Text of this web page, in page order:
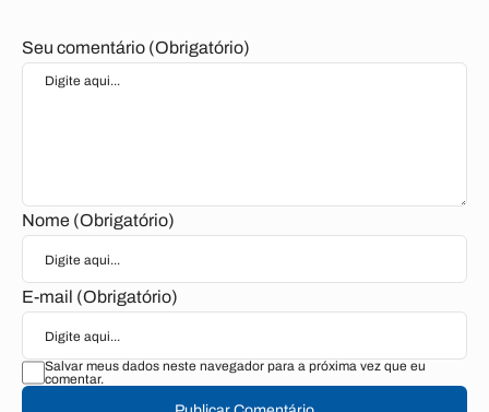
Seu comentário (Obrigatório)
Nome (Obrigatório)
E-mail (Obrigatório)
Salvar meus dados neste navegador para a próxima vez que eu
comentar.